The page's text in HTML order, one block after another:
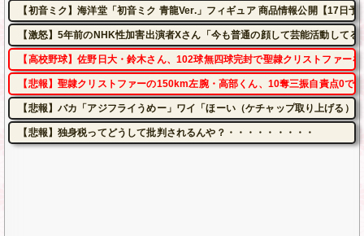
【初音ミク】海洋堂「初音ミク 青龍Ver.」フィギュア 商品情報公開【17日予
【激怒】5年前のNHK性加害出演者Xさん「今も普通の顔して芸能活動して
【高校野球】佐野日大・鈴木さん、102球無四球完封で聖隷クリストファー
【悲報】聖隷クリストファーの150km左腕・高部くん、10奪三振自責点0で
【悲報】バカ「アジフライうめー」ワイ「ほーい（ケチャップ取り上げる）
【悲報】独身税ってどうして批判されるんや？・・・・・・・・・